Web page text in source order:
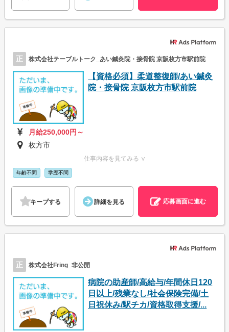
正 株式会社テーブルトーク_あい鍼灸院・接骨院 京阪枚方市駅前院
【資格必須】柔道整復師/あい鍼灸
院・接骨院 京阪枚方市駅前院
月給250,000円～
枚方市
仕事内容を見てみる ∨
年齢不問 学歴不問
キープする 詳細を見る 応募画面に進む
正 株式会社Fring_非公開
病院の助産師/高給与/年間休日120
日以上/残業なし/社会保険完備/土
日祝休み/駅チカ/資格取得支援/...